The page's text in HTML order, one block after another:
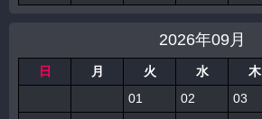
2026年09月
日 月 火 水 木
01
02 03